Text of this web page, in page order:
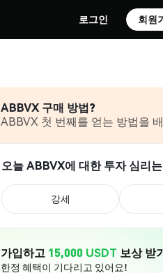
로그인 회원
ABBVX 구매 방법?
ABBVX 첫 번째를 얻는 방법을
오늘 ABBVX에 대한 투자 심리
강세
가입하고 15,000 USDT 보상 받
한정 혜택이 기다리고 있어요!